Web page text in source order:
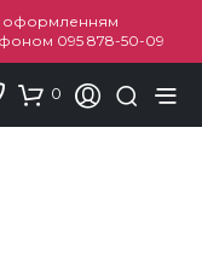
оформленням
095 878-50-09
0